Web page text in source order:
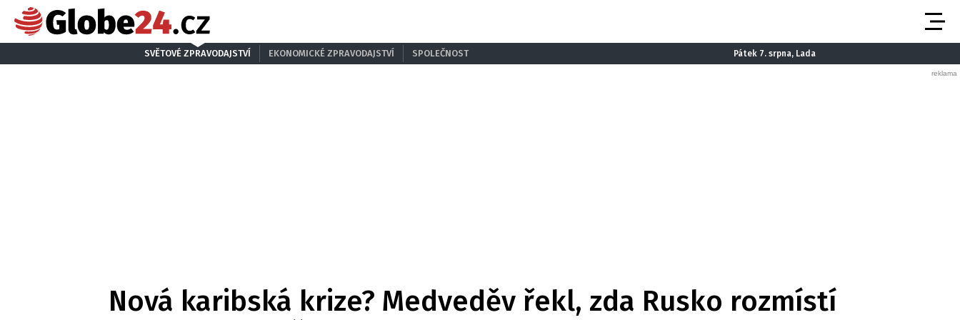
SVĚTOVÉ ZPRAVODAJSTVÍ EKONOMICKÉ ZPRAVODAJSTVÍ SPOLEČNOST Pátek 7. srpna, Lada
Nová karibská krize? Medveděv řekl, zda Rusko rozmístí